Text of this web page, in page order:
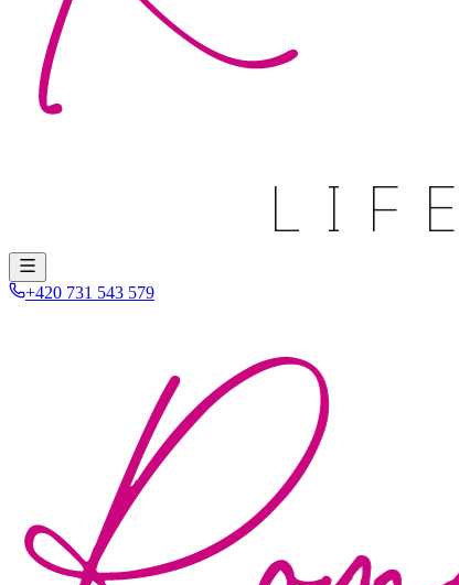
+420 731 543 579